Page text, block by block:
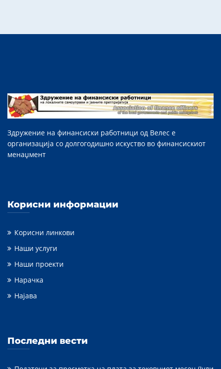
Здружение на финансиски работници од Велес е
организација со долгогодишно искуство во финансискиот
менаџмент
Корисни информации
Корисни линкови
Наши услуги
Наши проекти
Нарачка
Најава
Последни вести